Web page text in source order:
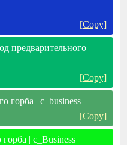
[Copy]
предварительного
[Copy]
горба | c_business
[Copy]
| c_Business